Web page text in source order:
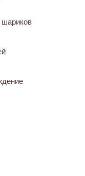
шариков